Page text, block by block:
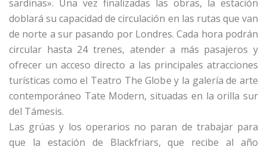
sardinas». Una vez finalizadas las obras, la estación
doblará su capacidad de circulación en las rutas que van
de norte a sur pasando por Londres. Cada hora podrán
circular hasta 24 trenes, atender a más pasajeros y
ofrecer un acceso directo a las principales atracciones
turísticas como el Teatro The Globe y la galería de arte
contemporáneo Tate Modern, situadas en la orilla sur
del Támesis.
Las grúas y los operarios no paran de trabajar para
que la estación de Blackfriars, que recibe al año